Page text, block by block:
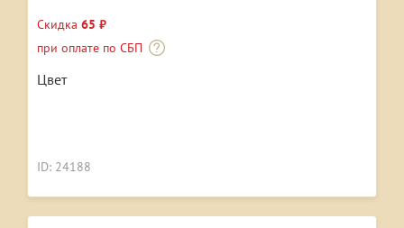
Скидка 65 ₽
при оплате по СБП
Цвет
ID: 24188